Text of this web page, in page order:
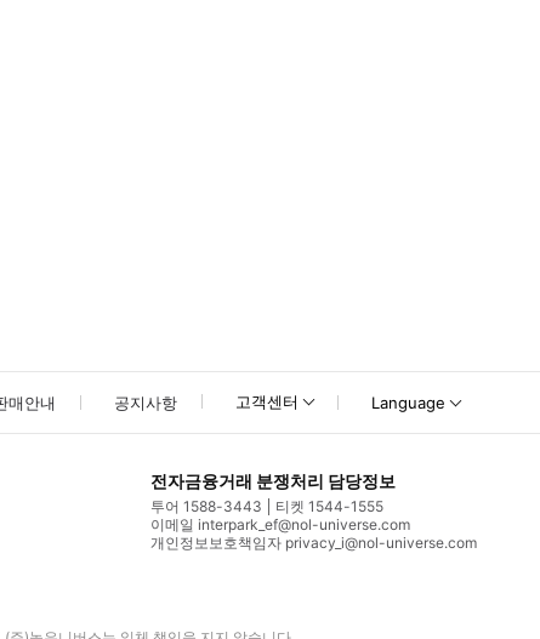
매안내 공지사항 고객센터 Language
전자금융거래 분쟁처리 담당정보
투어 1588-3443
티켓 1544-1555
이메일 interpark_ef@nol-universe.com
개인정보보호책임자 privacy_i@nol-universe.com